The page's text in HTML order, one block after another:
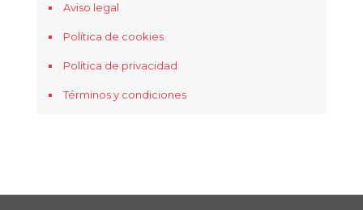
Aviso legal
Política de cookies
Política de privacidad
Términos y condiciones